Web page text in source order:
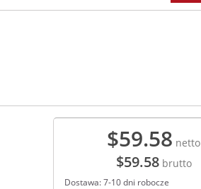
$59.58 netto
$59.58brutto
Dostawa: 7-10 dni robocze